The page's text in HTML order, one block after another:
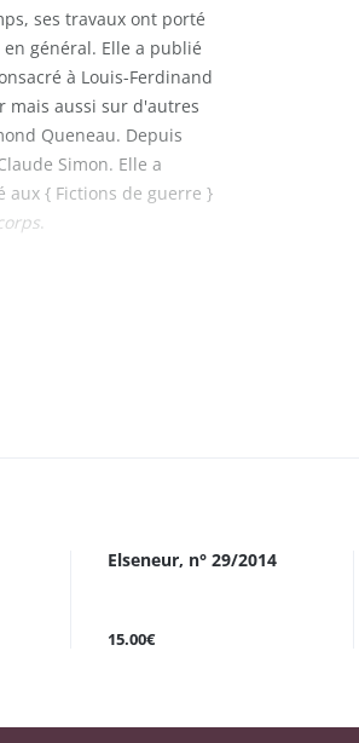
ses travaux ont porté
général. Elle a publié
à Louis-Ferdinand
mais aussi sur d'autres
Queneau. Depuis
Simon. Elle a
aux { Fictions de guerre }
.
Elseneur, n° 29/2014
15.00€